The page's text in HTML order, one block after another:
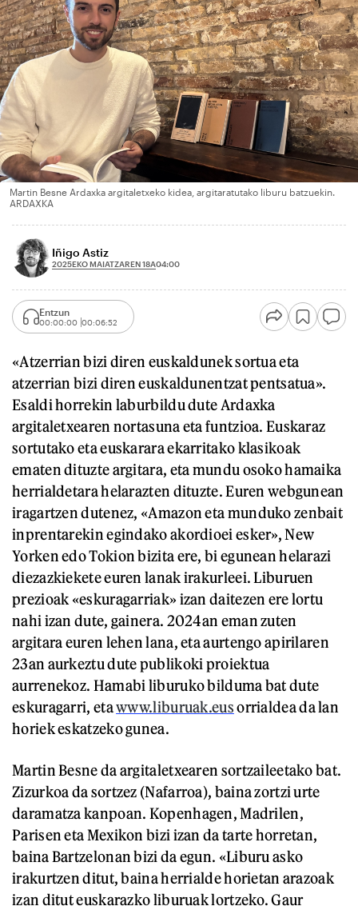
Martin Besne Ardaxka argitaletxeko kidea, argitaratutako liburu batzuekin.
ARDAXKA
Iñigo Astiz
2025EKO MAIATZAREN 18A04:00
Entzun
00:00:00 00:06:52
«Atzerrian bizi diren euskaldunek sortua eta
atzerrian bizi diren euskaldunentzat pentsatua».
Esaldi horrekin laburbildu dute Ardaxka
argitaletxearen nortasuna eta funtzioa. Euskaraz
sortutako eta euskarara ekarritako klasikoak
ematen dituzte argitara, eta mundu osoko hamaika
herrialdetara helarazten dituzte. Euren webgunean
iragartzen dutenez, «Amazon eta munduko zenbait
inprentarekin egindako akordioei esker», New
Yorken edo Tokion bizita ere, bi egunean helarazi
diezazkiekete euren lanak irakurleei. Liburuen
prezioak «eskuragarriak» izan daitezen ere lortu
nahi izan dute, gainera. 2024an eman zuten
argitara euren lehen lana, eta aurtengo apirilaren
23an aurkeztu dute publikoki proiektua
aurrenekoz. Hamabi liburuko bilduma bat dute
eskuragarri, etawww.liburuak.eusorrialdea da lan
horiek eskatzeko gunea.
Martin Besne da argitaletxearen sortzaileetako bat.
Zizurkoa da sortzez (Nafarroa), baina zortzi urte
daramatza kanpoan. Kopenhagen, Madrilen,
Parisen eta Mexikon bizi izan da tarte horretan,
baina Bartzelonan bizi da egun. «Liburu asko
irakurtzen ditut, baina herrialde horietan arazoak
izan ditut euskarazko liburuak lortzeko. Gaur